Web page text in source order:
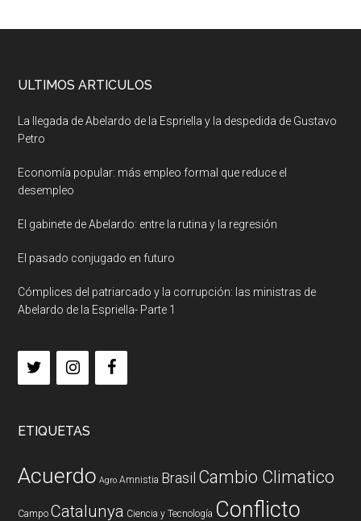
ULTIMOS ARTICULOS
La llegada de Abelardo de la Espriella y la despedida de Gustavo
Petro
Economía popular: más empleo formal que reduce el
desempleo
El gabinete de Abelardo: entre la rutina y la regresión
El pasado conjugado en futuro
Cómplices del patriarcado y la corrupción: las ministras de
Abelardo de la Espriella- Parte 1
ETIQUETAS
Acuerdo Agro Amnistia Brasil Cambio Climatico
Campo Catalunya Ciencia y Tecnología Conflicto